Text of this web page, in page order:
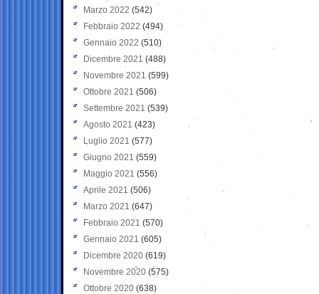
Marzo 2022 (542)
Febbraio 2022 (494)
Gennaio 2022 (510)
Dicembre 2021 (488)
Novembre 2021 (599)
Ottobre 2021 (506)
Settembre 2021 (539)
Agosto 2021 (423)
Luglio 2021 (577)
Giugno 2021(559)
Maggio 2021 (556)
Aprile 2021 (506)
Marzo 2021 (647)
Febbraio 2021 (570)
Gennaio 2021 (605)
Dicembre 2020 (619)
Novembre 2020 (575)
Ottobre 2020 (638)